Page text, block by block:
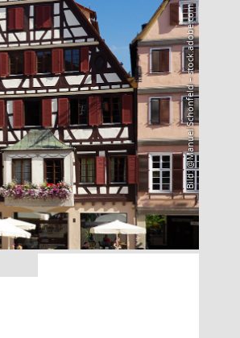
Bild: @Manuel Schönfeld – stock.adobe.com